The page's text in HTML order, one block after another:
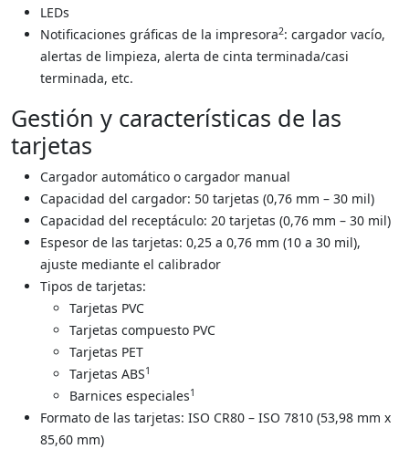
LEDs
Notificaciones gráficas de la impresora2: cargador vacío,
alertas de limpieza, alerta de cinta terminada/casi
terminada, etc.
Gestión y características de las
tarjetas
Cargador automático o cargador manual
Capacidad del cargador: 50 tarjetas (0,76 mm – 30 mil)
Capacidad del receptáculo: 20 tarjetas (0,76 mm – 30 mil)
Espesor de las tarjetas: 0,25 a 0,76 mm (10 a 30 mil),
ajuste mediante el calibrador
Tipos de tarjetas:
​Tarjetas PVC
Tarjetas compuesto PVC
Tarjetas PET
Tarjetas ABS1
Barnices especiales1
Formato de las tarjetas: ISO CR80 – ISO 7810 (53,98 mm x
85,60 mm)